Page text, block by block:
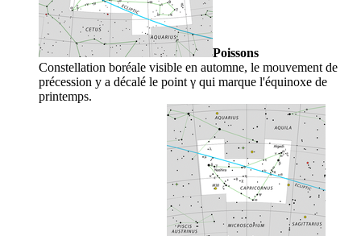
Poissons
Constellation boréale visible en automne, le mouvement de
précession y a décalé le point γ qui marque l'équinoxe de
printemps.